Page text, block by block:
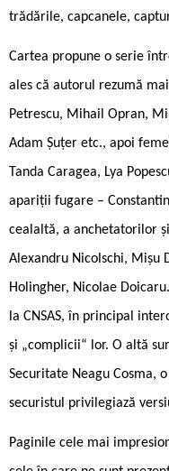
trădările, capcanele,
Cartea propune o serie
ales că autorul rezumă
Petrescu, Mihail Opran,
Adam Șuțer etc., apoi
Tanda Caragea, Lya
apariții fugare –
cealaltă, a anchetatorilor
Alexandru Nicolschi, Mișu
Holingher, Nicolae
la CNSAS, în principal
și „complicii“ lor. O altă
Securitate Neagu Cosma,
securistul privilegiază
Paginile cele mai